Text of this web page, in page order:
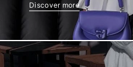
Discover more